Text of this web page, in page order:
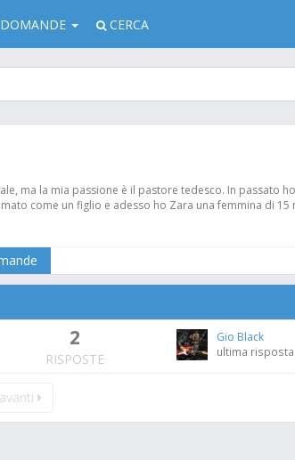
DOMANDE CERCA
ma la mia passione è il pastore tedesco. In passato
come un figlio e adesso ho Zara una femmina di 15
15 mesi non mangia i
2
RISPOSTE
Gio Black
ultima risposta
avanti